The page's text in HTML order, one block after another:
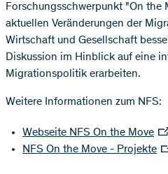
Forschungsschwerpunkt "On
aktuellen Veränderungen der
Wirtschaft und Gesellschaft
Diskussion im Hinblick auf eine
Migrationspolitik erarbeiten.
Weitere Informationen zum NFS:
Webseite NFS On the Move
NFS On the Move - Projekte